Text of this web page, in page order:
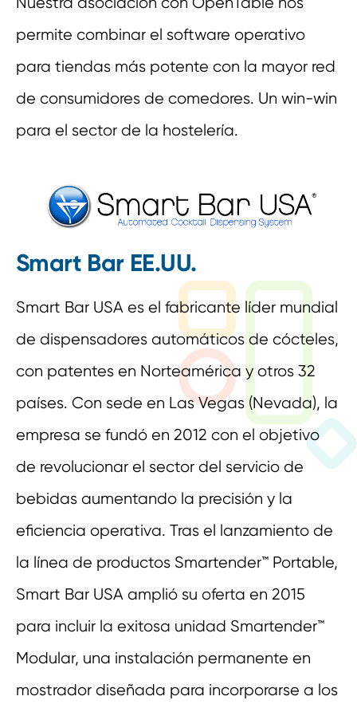
permite combinar el software operativo
para tiendas más potente con la mayor red
de consumidores de comedores. Un win-win
para el sector de la hostelería.
Smart Bar EE.UU.
Smart Bar USA es el fabricante líder mundial
de dispensadores automáticos de cócteles,
con patentes en Norteamérica y otros 32
países. Con sede en Las Vegas (Nevada), la
empresa se fundó en 2012 con el objetivo
de revolucionar el sector del servicio de
bebidas aumentando la precisión y la
eficiencia operativa. Tras el lanzamiento de
la línea de productos Smartender™ Portable,
Smart Bar USA amplió su oferta en 2015
para incluir la exitosa unidad Smartender™
Modular, una instalación permanente en
mostrador diseñada para incorporarse a los